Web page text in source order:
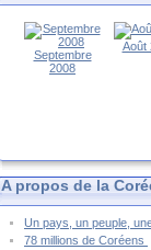
Septembre
2008
Août
A propos de la
Un pays, un peuple,
78 millions de Coréens